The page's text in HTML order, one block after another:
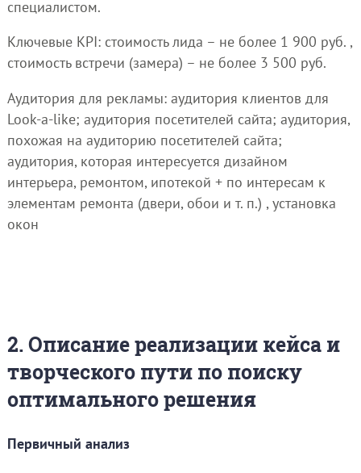
специалистом.
Ключевые KPI: стоимость лида – не более 1 900 руб. ,
стоимость встречи (замера) – не более 3 500 руб.
Аудитория для рекламы: аудитория клиентов для
Look-a-like; аудитория посетителей сайта; аудитория,
похожая на аудиторию посетителей сайта;
аудитория, которая интересуется дизайном
интерьера, ремонтом, ипотекой + по интересам к
элементам ремонта (двери, обои и т. п.) , установка
окон
2. Описание реализации кейса и
творческого пути по поиску
оптимального решения
Первичный анализ